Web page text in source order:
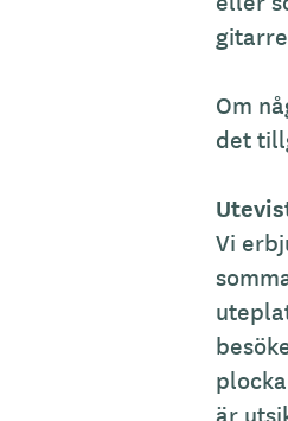
Om
det
Vi
är